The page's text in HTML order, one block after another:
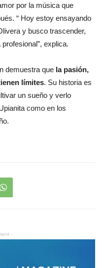
por la música que
“ Hoy estoy ensayando
y busco trascender,
explica.
demuestra que la pasión,
límites. Su historia es
un sueño y verlo
como en los
-